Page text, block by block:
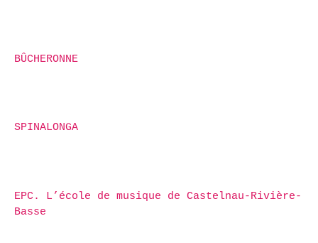
BÛCHERONNE
SPINALONGA
EPC. L’école de musique de Castelnau-Rivière-
Basse